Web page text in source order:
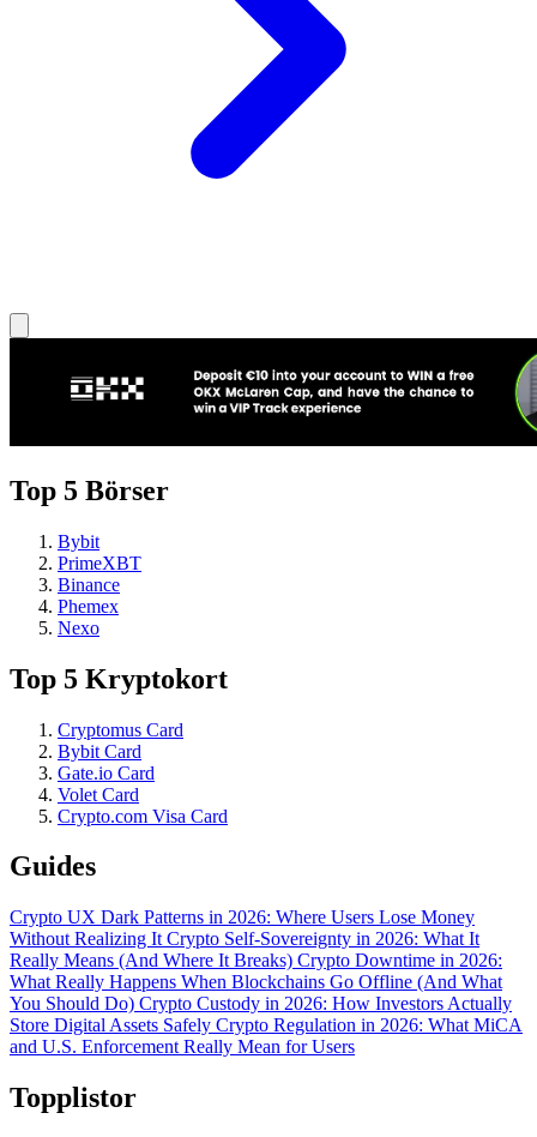
Top 5 Börser
Bybit
PrimeXBT
Binance
Phemex
Nexo
Top 5 Kryptokort
Cryptomus Card
Bybit Card
Gate.io Card
Volet Card
Crypto.com Visa Card
Guides
Crypto UX Dark Patterns in 2026: Where Users Lose Money
Without Realizing It Crypto Self-Sovereignty in 2026: What It
Really Means (And Where It Breaks) Crypto Downtime in 2026:
What Really Happens When Blockchains Go Offline (And What
You Should Do) Crypto Custody in 2026: How Investors Actually
Store Digital Assets Safely Crypto Regulation in 2026: What MiCA
and U.S. Enforcement Really Mean for Users
Topplistor